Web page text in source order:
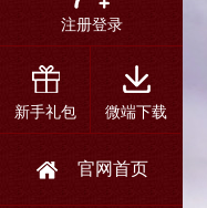
注册登录
新手礼包 微端下载
官网首页